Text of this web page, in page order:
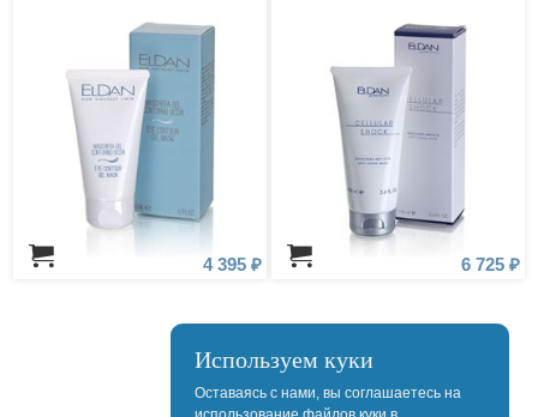
4 395 ₽ 6 725 ₽
Используем куки
Оставаясь с нами, вы соглашаетесь на